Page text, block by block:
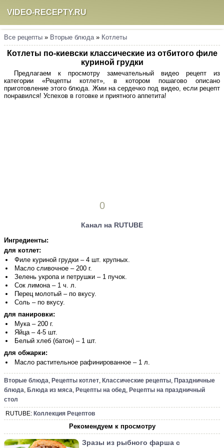
VIDEO-RECEPTY.RU
Все рецепты » Вторые блюда» Котлеты
Котлеты по-киевски классические из отбитого филе
куриной грудки
Предлагаем к просмотру замечательный видео рецепт из
категории «Рецепты котлет», в котором пошагово описано
приготовление этого блюда. Жми на сердечко под видео, если рецепт
понравился! Успехов в готовке и приятного аппетита!
0
Канал на RUTUBE
Ингредиенты:
для котлет:
Филе куриной грудки – 4 шт. крупных.
Масло сливочное – 200 г.
Зелень укропа и петрушки – 1 пучок.
Сок лимона – 1 ч. л.
Перец молотый – по вкусу.
Соль – по вкусу.
для панировки:
Мука – 200 г.
Яйца – 4-5 шт.
Белый хлеб (батон) – 1 шт.
для обжарки:
Масло растительное рафинированное – 1 л.
Вторые блюда, Рецепты котлет, Классические рецепты, Праздничные
блюда, Блюда из мяса, Рецепты на обед, Рецепты на праздничный
стол
RUTUBE: Коллекция Рецептов
Рекомендуем к просмотру
Зразы из рыбного фарша с